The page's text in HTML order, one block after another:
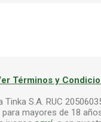
Términos y
Tinka S.A. RUC
mayores de 18